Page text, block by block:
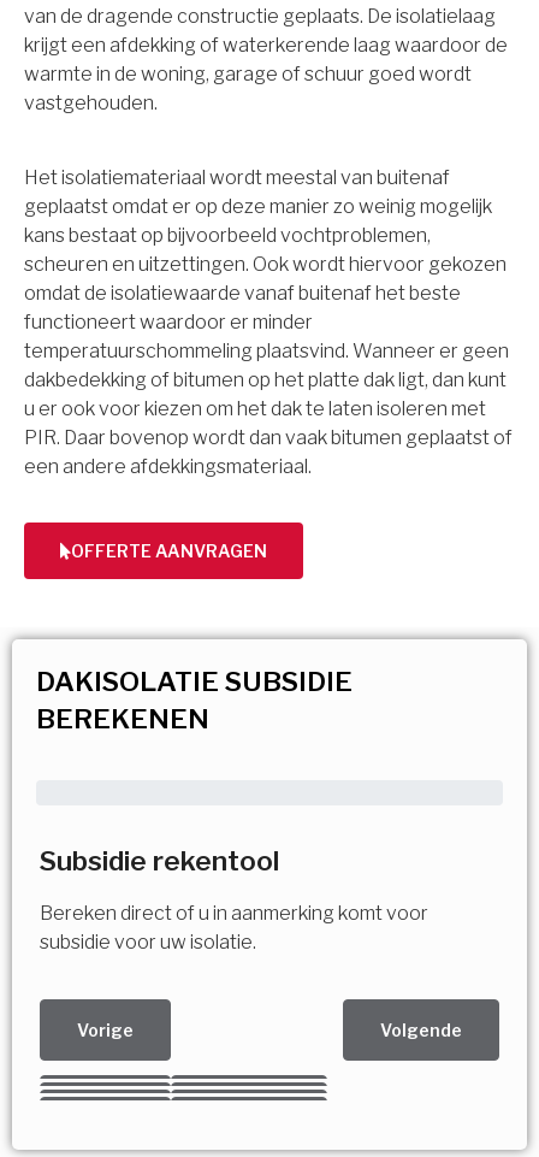
van de dragende constructie geplaats. De isolatielaag
krijgt een afdekking of waterkerende laag waardoor de
warmte in de woning, garage of schuur goed wordt
vastgehouden.
Het isolatiemateriaal wordt meestal van buitenaf
geplaatst omdat er op deze manier zo weinig mogelijk
kans bestaat op bijvoorbeeld vochtproblemen,
scheuren en uitzettingen. Ook wordt hiervoor gekozen
omdat de isolatiewaarde vanaf buitenaf het beste
functioneert waardoor er minder
temperatuurschommeling plaatsvind. Wanneer er geen
dakbedekking of bitumen op het platte dak ligt, dan kunt
u er ook voor kiezen om het dak te laten isoleren met
PIR. Daar bovenop wordt dan vaak bitumen geplaatst of
een andere afdekkingsmateriaal.
OFFERTE AANVRAGEN
DAKISOLATIE SUBSIDIE
BEREKENEN
Subsidie rekentool
Bereken direct of u in aanmerking komt voor
subsidie voor uw isolatie.
Vorige Volgende
Kies uw Isolatiemaatregel
Meerdere keuzes mogelijk
Vorige Volgende